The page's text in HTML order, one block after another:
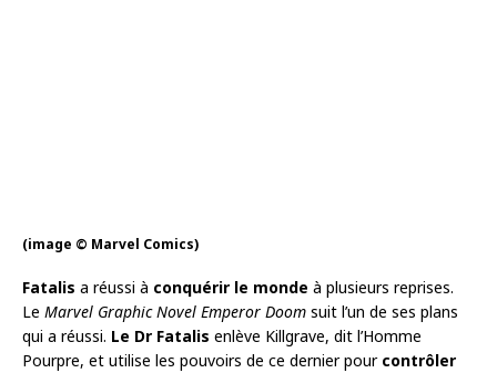
(image © Marvel Comics)
Fatalis a réussi à conquérir le monde à plusieurs reprises.
Le Marvel Graphic Novel Emperor Doom suit l’un de ses plans
qui a réussi. Le Dr Fatalis enlève Killgrave, dit l’Homme
Pourpre, et utilise les pouvoirs de ce dernier pour contrôler